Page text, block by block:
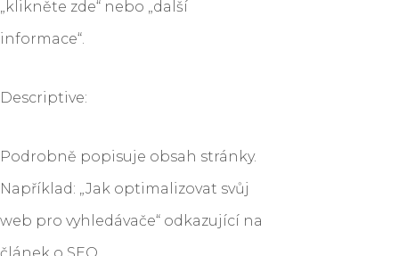
„klikněte zde“ nebo „další
informace“.
Descriptive:
Podrobně popisuje obsah stránky.
Například: „Jak optimalizovat svůj
web pro vyhledávače“ odkazující na